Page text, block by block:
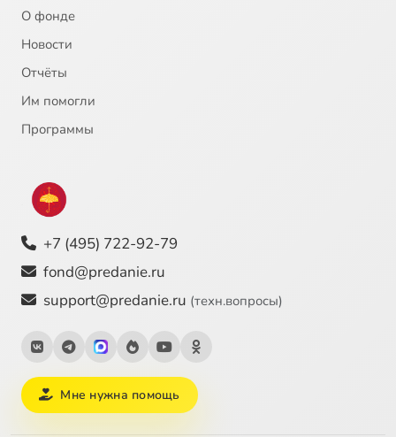
О фонде
Новости
Отчёты
Им помогли
Программы
+7 (495) 722-92-79
fond@predanie.ru
support@predanie.ru (техн.вопросы)
Мне нужна помощь